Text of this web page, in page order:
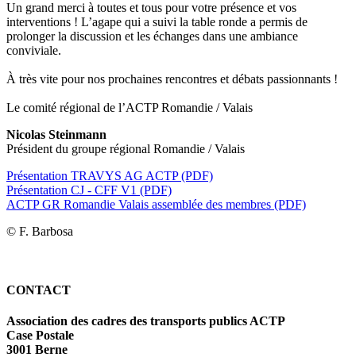
Un grand merci à toutes et tous pour votre présence et vos
interventions ! L’agape qui a suivi la table ronde a permis de
prolonger la discussion et les échanges dans une ambiance
conviviale.
À très vite pour nos prochaines rencontres et débats passionnants !
Le comité régional de l’ACTP Romandie / Valais
Nicolas Steinmann
Président du groupe régional Romandie / Valais
Présentation TRAVYS AG ACTP (PDF)
Présentation CJ - CFF V1 (PDF)
ACTP GR Romandie Valais assemblée des membres (PDF)
© F. Barbosa
CONTACT
Association des cadres des transports publics ACTP
Case Postale
3001 Berne